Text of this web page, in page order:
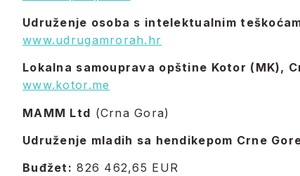
Udruženje osoba s intelektualnim
www.udrugamrorah.hr
Lokalna samouprava opštine Kotor (MK),
www.kotor.me
MAMM Ltd (Crna Gora)
Udruženje mladih sa hendikepom Crne
Buđžet: 826 462,65 EUR